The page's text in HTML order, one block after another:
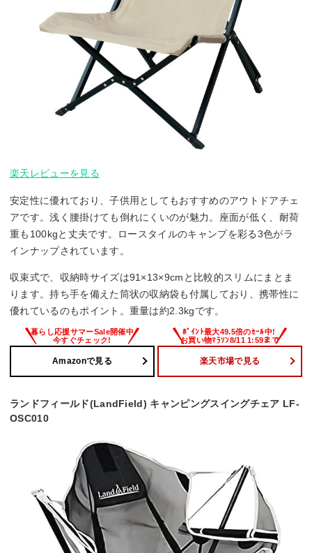
楽天レビューを見る
安定性に優れており、子供用としてもおすすめのアウトドアチェ
アです。浅く腰掛けても倒れにくいのが魅力。座面が低く、耐荷
重も100kgと丈夫です。ロースタイルのキャンプを彩る3色がラ
インナップされています。
収束式で、収納時サイズは91×13×9cmと比較的スリムにまとま
ります。持ち手を備えた筒状の収納袋も付属しており、携帯性に
優れているのもポイント。重量は約2.3kgです。
Amazonで見る 楽天市場で見る
ランドフィールド(LandField) キャンピングスイングチェア LF-
OSC010